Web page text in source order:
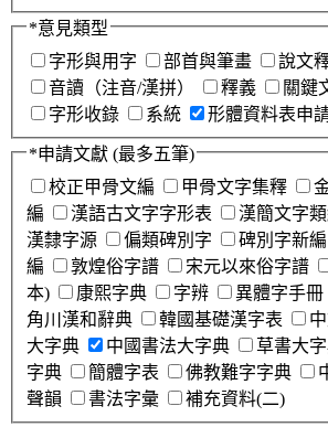
*意見類型
字形與用字
部首與筆畫 說文
音讀（注音/漢拼）
釋義 關鍵
字形收錄
系統 形體資料表申
*申請文獻 (最多五筆)
校正甲骨文編
甲骨文字集釋
編
漢語古文字字形表 漢簡文字
漢隸字源
偏類碑別字 碑別字新編
編
敦煌俗字譜 宋元以來俗字譜
本)
康熙字典 字辨 異體字手冊
角川漢和辭典
韓國基礎漢字表
大字典
中國書法大字典 草書大
字典
簡體字表 佛教難字字典
聲韻
書法字彙 補充資料(二)